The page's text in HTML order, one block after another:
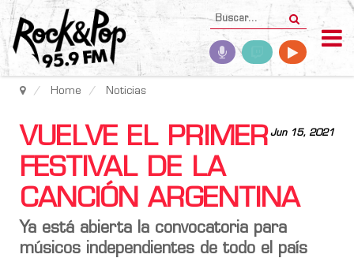
Home Noticias
Jun 15, 2021
VUELVE EL PRIMER
FESTIVAL DE LA
CANCIÓN ARGENTINA
Ya está abierta la convocatoria para
músicos independientes de todo el país